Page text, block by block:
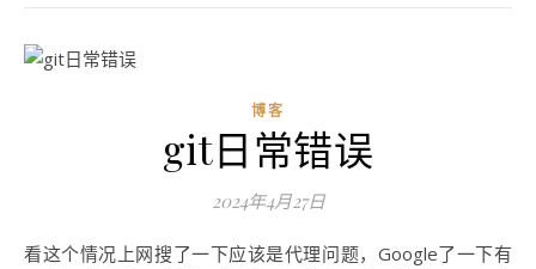
博客
git日常错误
2024年4月27日
看这个情况上网搜了一下应该是代理问题，Google了一下有